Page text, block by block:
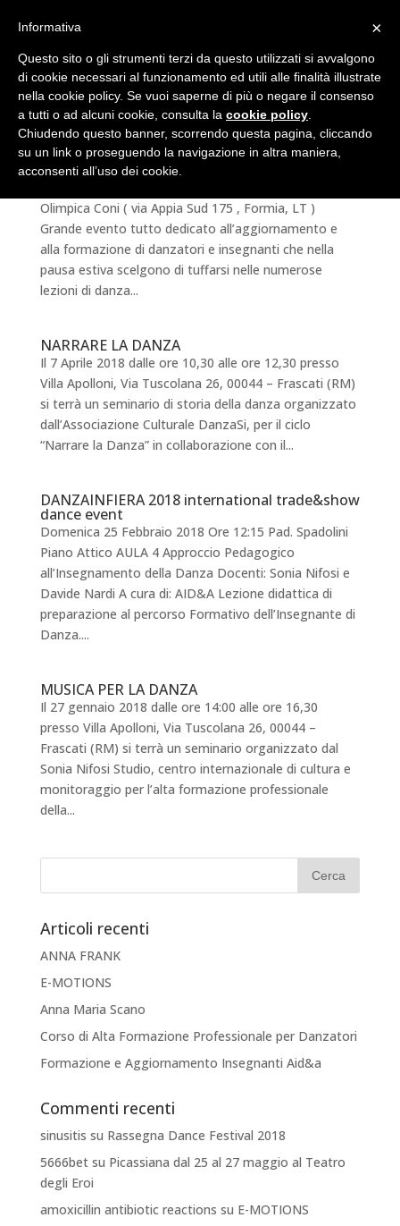
Formazione e Aggiornamento Insegnanti
Aid&a
Olimpica Coni ( via Appia Sud 175 , Formia, LT )
Grande evento tutto dedicato all’aggiornamento e
alla formazione di danzatori e insegnanti che nella
pausa estiva scelgono di tuffarsi nelle numerose
lezioni di danza...
NARRARE LA DANZA
Il 7 Aprile 2018 dalle ore 10,30 alle ore 12,30 presso
Villa Apolloni, Via Tuscolana 26, 00044 – Frascati (RM)
si terrà un seminario di storia della danza organizzato
dall’Associazione Culturale DanzaSi, per il ciclo
“Narrare la Danza” in collaborazione con il...
DANZAINFIERA 2018 international trade&show
dance event
Domenica 25 Febbraio 2018 Ore 12:15 Pad. Spadolini
Piano Attico AULA 4 Approccio Pedagogico
all’Insegnamento della Danza Docenti: Sonia Nifosi e
Davide Nardi A cura di: AID&A Lezione didattica di
preparazione al percorso Formativo dell’Insegnante di
Danza....
MUSICA PER LA DANZA
Il 27 gennaio 2018 dalle ore 14:00 alle ore 16,30
presso Villa Apolloni, Via Tuscolana 26, 00044 –
Frascati (RM) si terrà un seminario organizzato dal
Sonia Nifosi Studio, centro internazionale di cultura e
monitoraggio per l’alta formazione professionale
della...
Articoli recenti
ANNA FRANK
E-MOTIONS
Anna Maria Scano
Corso di Alta Formazione Professionale per Danzatori
Formazione e Aggiornamento Insegnanti Aid&a
Commenti recenti
sinusitis su Rassegna Dance Festival 2018
5666betsu Picassiana dal 25 al 27 maggio al Teatro
degli Eroi
amoxicillin antibiotic reactions su E-MOTIONS
×
Informativa
Questo sito o gli strumenti terzi da questo utilizzati si avvalgono
di cookie necessari al funzionamento ed utili alle finalità illustrate
nella cookie policy. Se vuoi saperne di più o negare il consenso
a tutti o ad alcuni cookie, consulta la cookie policy
Chiudendo questo banner, scorrendo questa pagina, cliccando
su un link o proseguendo la navigazione in altra maniera,
acconsenti all’uso dei cookie.